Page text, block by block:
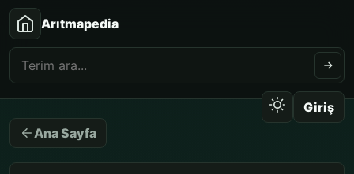
Arıtmapedia
Giriş
Ana Sayfa